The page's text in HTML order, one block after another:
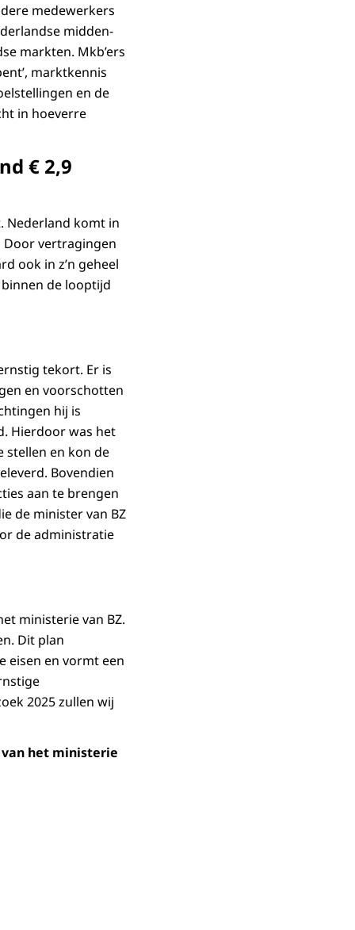
medewerkers
midden-
markten. Mkb’ers
marktkennis
en de
in hoeverre
€ 2,9
Nederland komt in
Door vertragingen
ook in z’n geheel
de looptijd
tekort. Er is
en voorschotten
hij is
Hierdoor was het
stellen en kon de
Bovendien
aan te brengen
de minister van BZ
de administratie
ministerie van BZ.
Dit plan
eisen en vormt een
2025 zullen wij
het ministerie